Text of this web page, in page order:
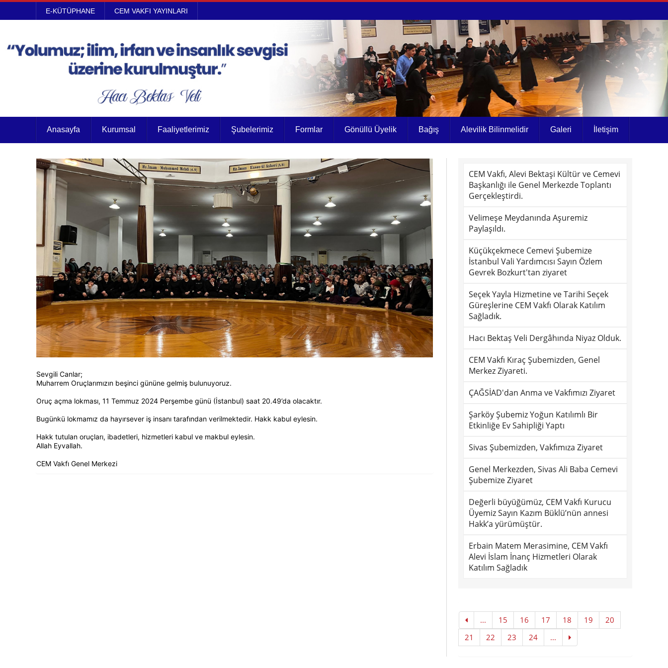
E-KÜTÜPHANE CEM VAKFI YAYINLARI
Anasayfa Kurumsal Faaliyetlerimiz Şubelerimiz Formlar Gönüllü Üyelik Bağış Alevilik Bilinmelidir Galeri İletişim
Sevgili Canlar;
Muharrem Oruçlarımızın beşinci gününe gelmiş bulunuyoruz.
Oruç açma lokması, 11 Temmuz 2024 Perşembe günü (İstanbul) saat 20.49’da olacaktır.
Bugünkü lokmamız da hayırsever iş insanı tarafından verilmektedir. Hakk kabul eylesin.
Hakk tutulan oruçları, ibadetleri, hizmetleri kabul ve makbul eylesin.
Allah Eyvallah.
CEM Vakfı Genel Merkezi
CEM Vakfı, Alevi Bektaşi Kültür ve Cemevi
Başkanlığı ile Genel Merkezde Toplantı
Gerçekleştirdi.
Velimeşe Meydanında Aşuremiz
Paylaşıldı.
Küçükçekmece Cemevi Şubemize
İstanbul Vali Yardımcısı Sayın Özlem
Gevrek Bozkurt'tan ziyaret
Seçek Yayla Hizmetine ve Tarihi Seçek
Güreşlerine CEM Vakfı Olarak Katılım
Sağladık.
Hacı Bektaş Veli Dergâhında Niyaz Olduk.
CEM Vakfı Kıraç Şubemizden, Genel
Merkez Ziyareti.
ÇAĞSİAD'dan Anma ve Vakfımızı Ziyaret
Şarköy Şubemiz Yoğun Katılımlı Bir
Etkinliğe Ev Sahipliği Yaptı
Sivas Şubemizden, Vakfımıza Ziyaret
Genel Merkezden, Sivas Ali Baba Cemevi
Şubemize Ziyaret
Değerli büyüğümüz, CEM Vakfı Kurucu
Üyemiz Sayın Kazım Büklü’nün annesi
Hakk’a yürümüştür.
Erbain Matem Merasimine, CEM Vakfı
Alevi İslam İnanç Hizmetleri Olarak
Katılım Sağladık
... 15 16 17 18 19
20
21
22 23 24 ...